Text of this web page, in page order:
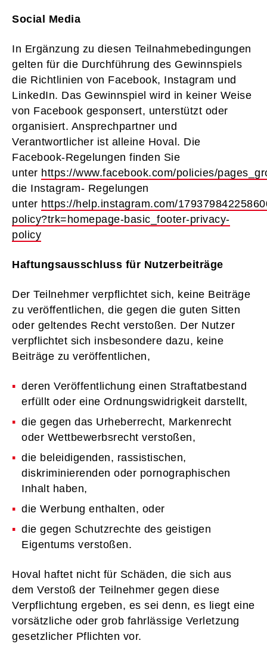
Social Media
In Ergänzung zu diesen Teilnahmebedingungen
gelten für die Durchführung des Gewinnspiels
die Richtlinien von Facebook, Instagram und
LinkedIn. Das Gewinnspiel wird in keiner Weise
von Facebook gesponsert, unterstützt oder
organisiert. Ansprechpartner und
Verantwortlicher ist alleine Hoval. Die
Facebook-Regelungen finden Sie
unter https://www.facebook.com/policies/
die Instagram- Regelungen
unter https://help.instagram.com/
policy?trk=homepage-basic_footer-privacy-
policy
Haftungsausschluss für Nutzerbeiträge
Der Teilnehmer verpflichtet sich, keine Beiträge
zu veröffentlichen, die gegen die guten Sitten
oder geltendes Recht verstoßen. Der Nutzer
verpflichtet sich insbesondere dazu, keine
Beiträge zu veröffentlichen, ­
deren Veröffentlichung einen Straftatbestand
erfüllt oder eine Ordnungswidrigkeit darstellt, ­
die gegen das Urheberrecht, Markenrecht
oder Wettbewerbsrecht verstoßen, ­
die beleidigenden, rassistischen,
diskriminierenden oder pornographischen
Inhalt haben, ­
die Werbung enthalten, oder ­
die gegen Schutzrechte des geistigen
Eigentums verstoßen.
Hoval haftet nicht für Schäden, die sich aus
dem Verstoß der Teilnehmer gegen diese
Verpflichtung ergeben, es sei denn, es liegt eine
vorsätzliche oder grob fahrlässige Verletzung
gesetzlicher Pflichten vor.